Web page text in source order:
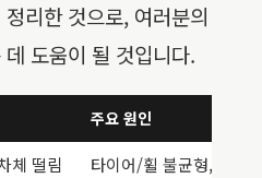
리한 것으로, 여러분의
도움이 될 것입니다.
주요 원인
체 떨림 타이어/휠 불균형, 휠 얼